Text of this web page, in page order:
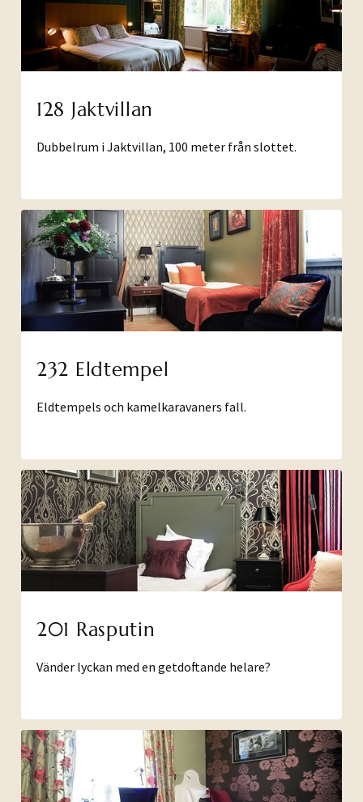
128 Jaktvillan
Dubbelrum i Jaktvillan, 100 meter från slottet.
232 Eldtempel
Eldtempels och kamelkaravaners fall.
201 Rasputin
Vänder lyckan med en getdoftande helare?